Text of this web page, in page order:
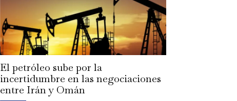
El petróleo sube por la
incertidumbre en las negociaciones
entre Irán y Omán